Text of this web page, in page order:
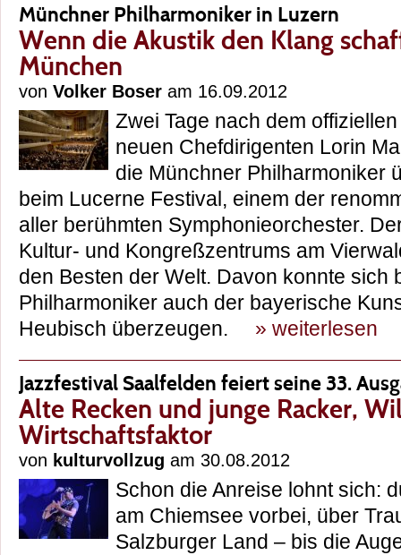
Münchner Philharmoniker in Luzern
Wenn die Akustik den Klang
München
von Volker Boser am 16.09.2012
Zwei Tage nach dem
neuen Chefdirigenten Lorin
die Münchner Philharmoniker
beim Lucerne Festival, einem der
aller berühmten Symphonieorchester.
Kultur- und Kongreßzentrums am
den Besten der Welt. Davon konnte sich
Philharmoniker auch der bayerische
Heubisch überzeugen. » weiterlesen
Jazzfestival Saalfelden feiert seine 33.
Alte Recken und junge Racker,
Wirtschaftsfaktor
von kulturvollzug am 30.08.2012
Schon die Anreise lohnt sich:
am Chiemsee vorbei, über
Salzburger Land – bis die